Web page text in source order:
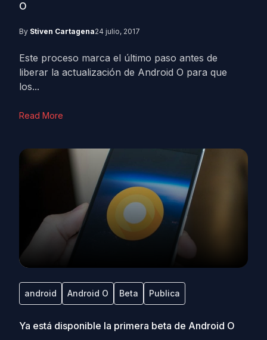
O
By Stiven Cartagena24 julio, 2017
Este proceso marca el último paso antes de
liberar la actualización de Android O para que
los...
Read More
android Android O Beta Publica
Ya está disponible la primera beta de Android O